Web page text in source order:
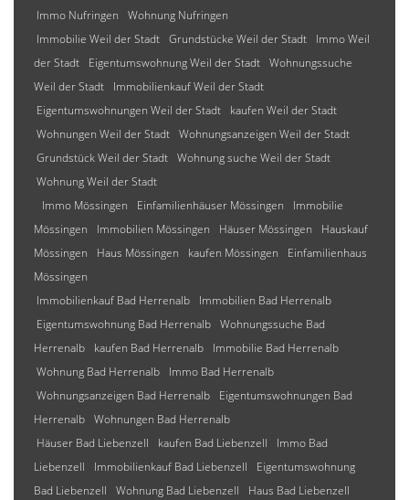
Immo Nufringen
Wohnung Nufringen
Immobilie Weil der Stadt Grundstücke Weil der Stadt
Immo Weil
der Stadt
Eigentumswohnung Weil der Stadt Wohnungssuche
Weil der Stadt
Immobilienkauf Weil der Stadt
Eigentumswohnungen Weil der Stadt
kaufen Weil der Stadt
Wohnungen Weil der Stadt Wohnungsanzeigen Weil der Stadt
Grundstück Weil der Stadt Wohnung suche Weil der Stadt
Wohnung Weil der Stadt
Immo Mössingen
Einfamilienhäuser Mössingen
Immobilie
Mössingen
Immobilien Mössingen Häuser Mössingen
Hauskauf
Mössingen
Haus Mössingen kaufen Mössingen
Einfamilienhaus
Mössingen
Immobilienkauf Bad Herrenalb
Immobilien Bad Herrenalb
Eigentumswohnung Bad Herrenalb Wohnungssuche Bad
Herrenalb
kaufen Bad Herrenalb
Immobilie Bad Herrenalb
Wohnung Bad Herrenalb
Immo Bad Herrenalb
Wohnungsanzeigen Bad Herrenalb
Eigentumswohnungen Bad
Herrenalb Wohnungen Bad Herrenalb
Häuser Bad Liebenzell
kaufen Bad Liebenzell
Immo Bad
Liebenzell
Immobilienkauf Bad Liebenzell
Eigentumswohnung
Bad Liebenzell
Wohnung Bad Liebenzell
Haus Bad Liebenzell